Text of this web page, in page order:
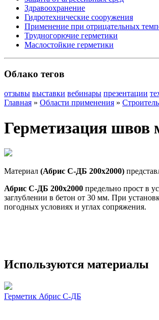
Здравоохранение
Гидротехнические сооружения
Применение при отрицательных
Трудногорючие герметики
Маслостойкие герметики
Облако тегов
отзывы выставки вебинары презентации
Главная » Области применения »
Герметизация швов
Материал (Абрис С-ДБ 200х2000)
Абрис С-ДБ 200х2000 предельно прост в
заглублении в бетон от 30 мм. При
погодных условиях и углах сопряжения.
Используются материалы
Герметик Абрис С-ДБ